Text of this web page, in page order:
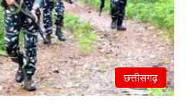
छत्तीसगढ़